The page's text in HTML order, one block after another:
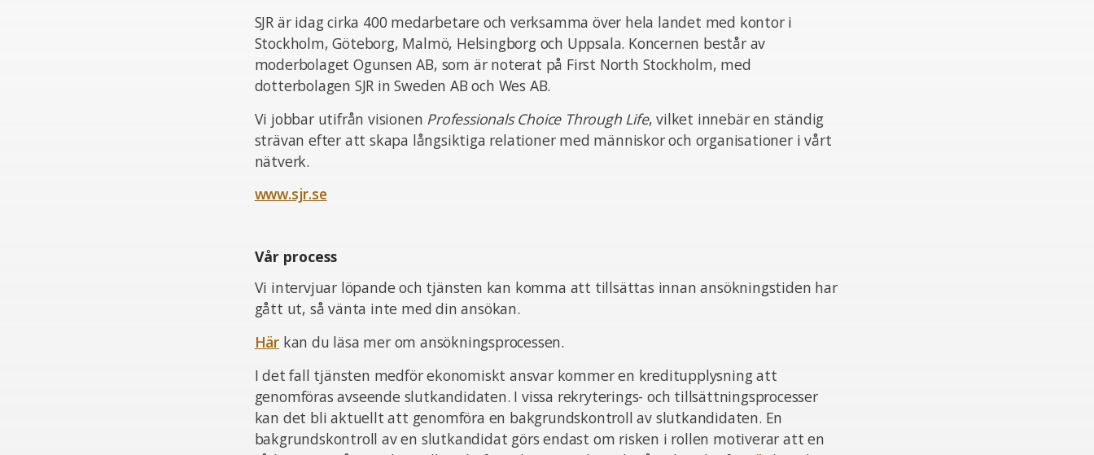
SJR är idag cirka 400 medarbetare och verksamma över hela landet med kontor i
Stockholm, Göteborg, Malmö, Helsingborg och Uppsala. Koncernen består av
moderbolaget Ogunsen AB, som är noterat på First North Stockholm, med
dotterbolagen SJR in Sweden AB och Wes AB.
Vi jobbar utifrån visionen Professionals Choice Through Life, vilket innebär en ständig
strävan efter att skapa långsiktiga relationer med människor och organisationer i vårt
nätverk.
www.sjr.se
Vår process
Vi intervjuar löpande och tjänsten kan komma att tillsättas innan ansökningstiden har
gått ut, så vänta inte med din ansökan.
Härkan du läsa mer om ansökningsprocessen.
I det fall tjänsten medför ekonomiskt ansvar kommer en kreditupplysning att
genomföras avseende slutkandidaten. I vissa rekryterings- och tillsättningsprocesser
kan det bli aktuellt att genomföra en bakgrundskontroll av slutkandidaten. En
bakgrundskontroll av en slutkandidat görs endast om risken i rollen motiverar att en